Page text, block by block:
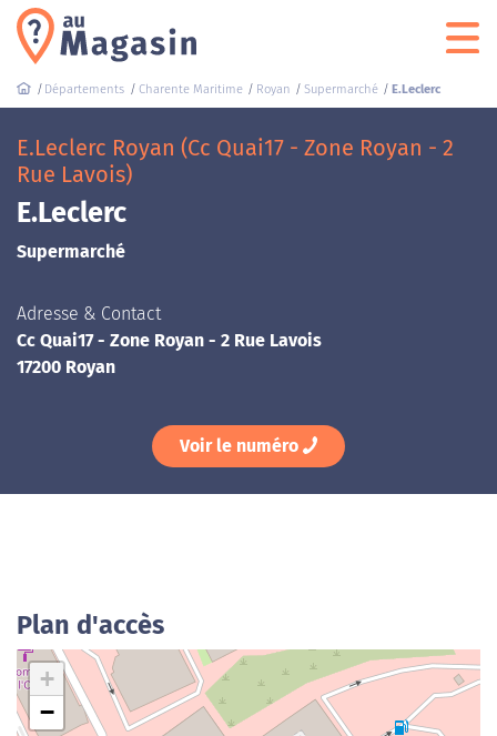
Départements Charente Maritime Royan Supermarché E.Leclerc
E.Leclerc Royan (Cc Quai17 - Zone Royan - 2
Rue Lavois)
E.Leclerc
Supermarché
Adresse & Contact
Cc Quai17 - Zone Royan - 2 Rue Lavois
17200 Royan
Voir le numéro
Plan d'accès
+
−